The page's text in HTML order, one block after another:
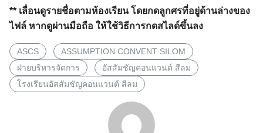
** เลื่อนดูรายชื่อตามห้องเรียน โดยกดลูกศรที่อยู่ด้านล่างของ
ไฟล์ หากดูผ่านมือถือ ให้ใช้วิธีการกดสไลด์ขึ้นลง
ASCS
ASSUMPTION CONVENT SILOM
ฝ่ายบริหารจัดการ
อัสสัมชัญคอนแวนต์ สีลม
โรงเรียนอัสสัมชัญคอนแวนต์ สีลม